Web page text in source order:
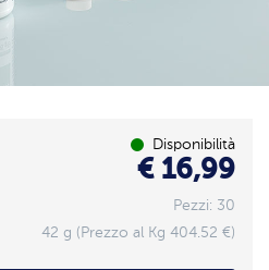
Disponibilità
€ 16,99
Pezzi: 30
42 g (Prezzo al Kg 404.52 €)